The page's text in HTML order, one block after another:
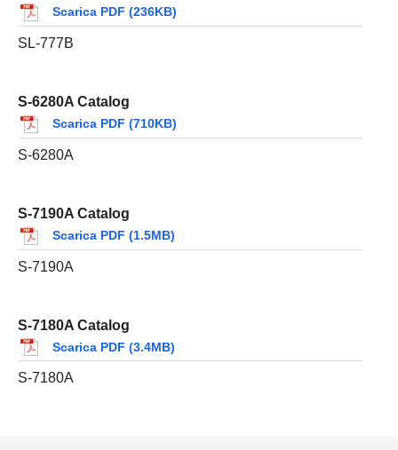
Scarica PDF (236KB)
SL-777B
S-6280A Catalog
Scarica PDF (710KB)
S-6280A
S-7190A Catalog
Scarica PDF (1.5MB)
S-7190A
S-7180A Catalog
Scarica PDF (3.4MB)
S-7180A